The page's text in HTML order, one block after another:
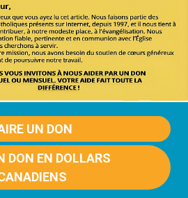
UN DON
DON EN DOLLARS